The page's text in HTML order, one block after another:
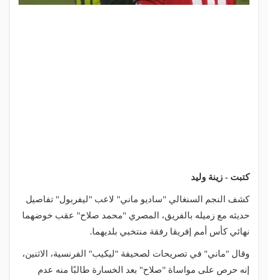
كتبت - زينة وليد
كشف النجم السنغالي "ساديو ماني" لاعب "ليفربول" تفاصيل
حديثه مع زميله بالفريق، المصري "محمد صلاح" عقب خوضهما
نهائي كأس أمم إفريقا رفقة منتخبي بلديهما.
وقال "ماني" في تصريحات لصحيفة "ليكيب" الفرنسية، الاثنين،
إنه حرص على مواساة "صلاح" بعد الخسارة طالبًا منه عدم